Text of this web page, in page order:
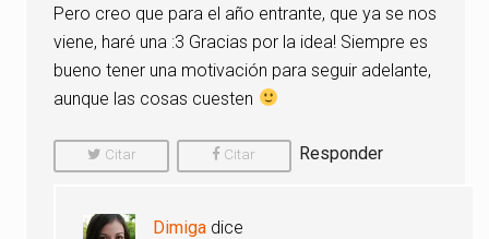
Pero creo que para el año entrante, que ya se nos
viene, haré una :3 Gracias por la idea! Siempre es
bueno tener una motivación para seguir adelante,
aunque las cosas cuesten
Citar
Comentario
Citar
Comentario
Responder
Dimiga dice